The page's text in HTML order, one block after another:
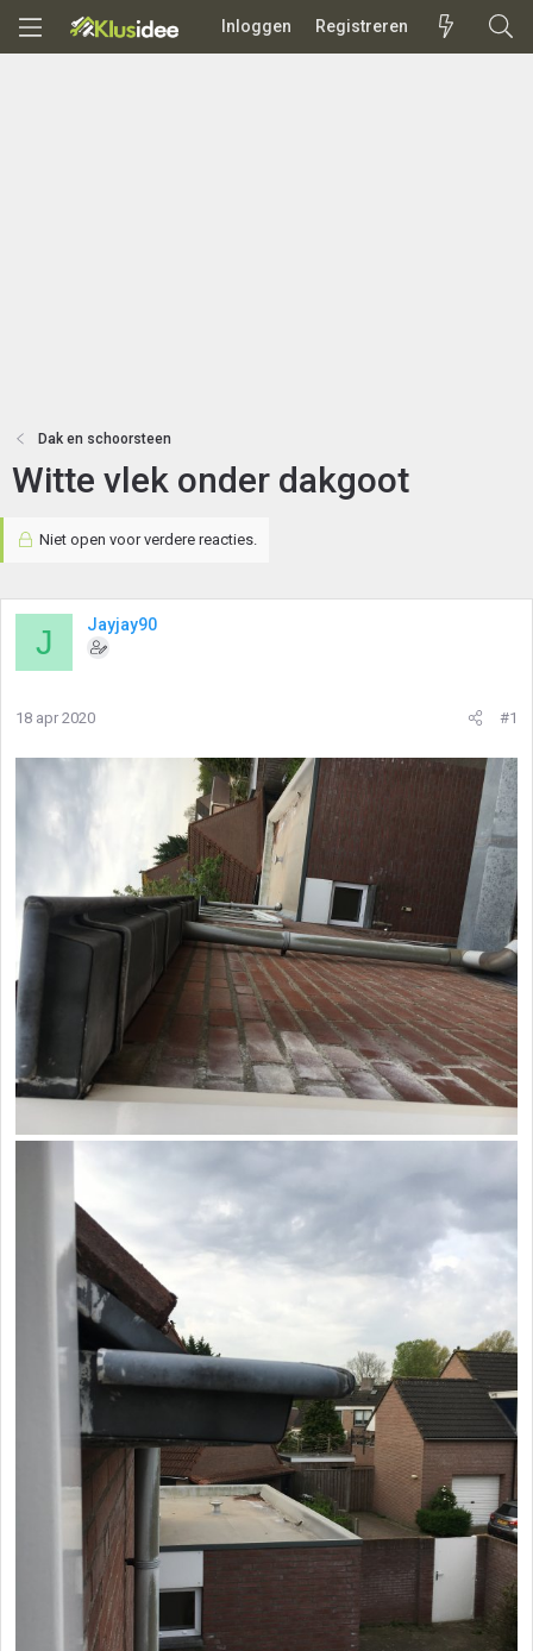
Inloggen Registreren
Dak en schoorsteen
Witte vlek onder dakgoot
Niet open voor verdere reacties.
J Jayjay90
18 apr 2020 #1